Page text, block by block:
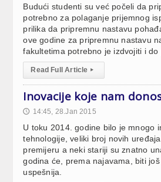
Budući studenti su već počeli da
potrebno za polaganje prijemnog
prilika da pripremnu nastavu
ove godine za pripremnu nastavu
fakultetima potrebno je izdvojiti i do
Read Full Article ▸
Inovacije koje nam
🕔 14:45, 28.Jan 2015
U toku 2014. godine bilo je mnogo
tehnologije, veliki broj novih
premijeru a neki stariji su znatno
godina će, prema najavama, biti
uspešnija.